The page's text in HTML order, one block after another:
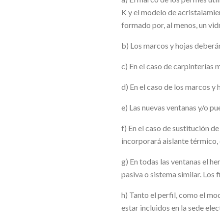
K y el modelo de
formado por, al menos, un
b) Los marcos y hojas
c) En el caso de carpinterías
d) En el caso de los marcos
e) Las nuevas ventanas y/o
f) En el caso de sustitución
incorporará aislante térmico,
g) En todas las ventanas el
pasiva o sistema similar. Los
h) Tanto el perfil, como el
estar incluidos en la sede